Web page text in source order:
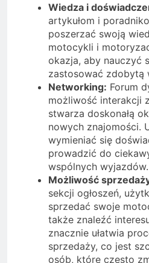
Wiedza i
artykułom i
poszerzać swoją
motocykli i
okazja, aby nauczyć
zastosować zdobytą
Networking: Forum
możliwość interakcji
stwarza doskonałą
nowych znajomości.
wymieniać się
prowadzić do
wspólnych wyjazdów.
Możliwość
sekcji ogłoszeń,
sprzedać swoje
także znaleźć
znacznie ułatwia
sprzedaży, co jest
osób, które często